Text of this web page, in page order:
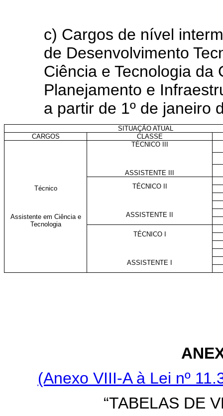
c) Cargos de nível
de Desenvolvimento
Ciência e Tecnologia da
Planejamento e
a partir de 1º de janeiro
SITUAÇÃO ATUAL
CARGOS
CLASSE
Técnico
Assistente em Ciência e
Tecnologia
TÉCNICO III
ASSISTENTE III
TÉCNICO II
ASSISTENTE II
TÉCNICO I
ASSISTENTE I
(Anexo VIII-A à Lei nº
“TABELAS DE